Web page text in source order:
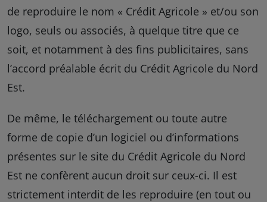
de reproduire le nom « Crédit Agricole » et/ou son
logo, seuls ou associés, à quelque titre que ce
soit, et notamment à des fins publicitaires, sans
l’accord préalable écrit du Crédit Agricole du Nord
Est.
De même, le téléchargement ou toute autre
forme de copie d’un logiciel ou d’informations
présentes sur le site du Crédit Agricole du Nord
Est ne confèrent aucun droit sur ceux-ci. Il est
strictement interdit de les reproduire (en tout ou